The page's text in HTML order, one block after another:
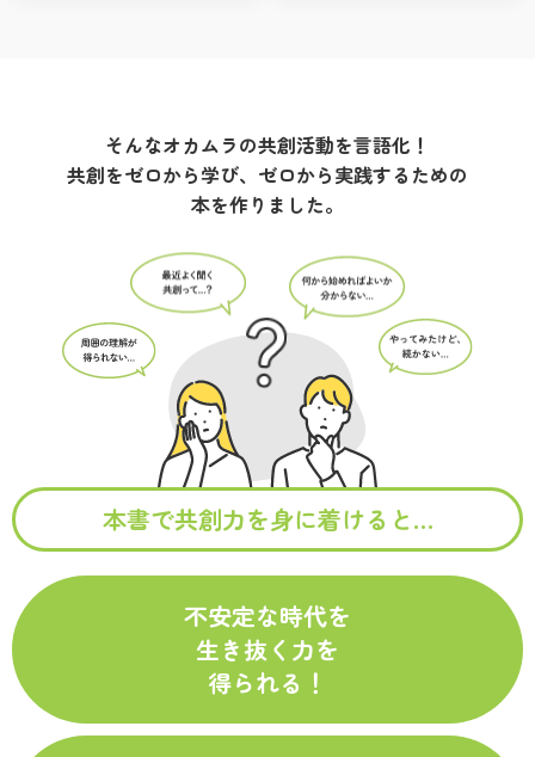
そんなオカムラの共創活動を言語化！
共創をゼロから学び、 ゼロから実践するための
本を作りました。
本書で共創力を身に着けると…
不安定な時代を
生き抜く力を
得られる！